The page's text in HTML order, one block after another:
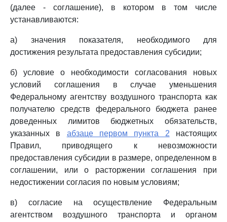
(далее - соглашение), в котором в том числе
устанавливаются:
а) значения показателя, необходимого для
достижения результата предоставления субсидии;
б) условие о необходимости согласования новых
условий соглашения в случае уменьшения
Федеральному агентству воздушного транспорта как
получателю средств федерального бюджета ранее
доведенных лимитов бюджетных обязательств,
указанных в абзаце первом пункта 2 настоящих
Правил, приводящего к невозможности
предоставления субсидии в размере, определенном в
соглашении, или о расторжении соглашения при
недостижении согласия по новым условиям;
в) согласие на осуществление Федеральным
агентством воздушного транспорта и органом